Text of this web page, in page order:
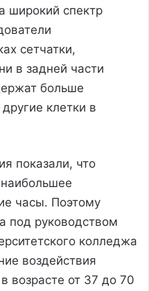
широкий спектр
сетчатки,
в задней части
больше
клетки в
показали, что
часы. Поэтому
под руководством
колледжа
воздействия
возрасте от 37 до 70